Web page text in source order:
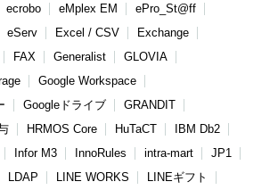
ecrobo eMplex EM
ePro_St@ff
eServ Excel / CSV
Exchange
FAX Generalist
GLOVIA
Google Workspace
Googleドライブ
GRANDIT
HRMOS Core HuTaCT
IBM Db2
Infor M3 InnoRules intra-mart
JP1
LDAP LINE WORKS
LINEギフト